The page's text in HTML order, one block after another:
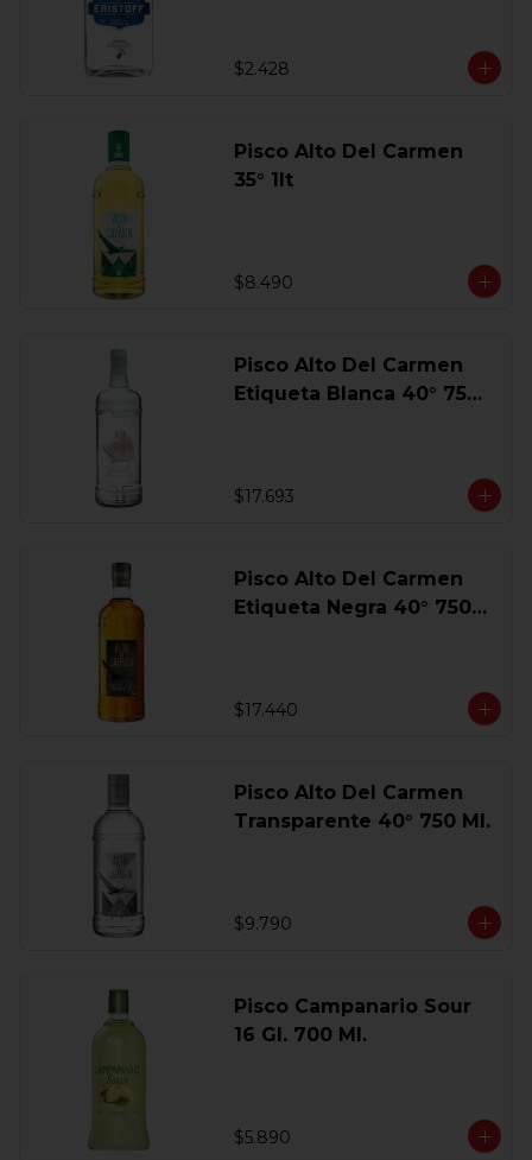
$2.428
Pisco Alto Del Carmen
35° 1lt
$8.490
Pisco Alto Del Carmen
Etiqueta Blanca 40° 750
$17.693
Pisco Alto Del Carmen
Etiqueta Negra 40° 750
$17.440
Pisco Alto Del Carmen
Transparente 40° 750 Ml.
$9.790
Pisco Campanario Sour
16 Gl. 700 Ml.
$5.890